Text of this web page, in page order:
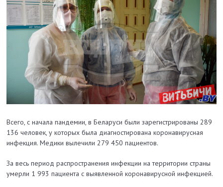
Всего, с начала пандемии, в Беларуси были зарегистрированы 289
136 человек, у которых была диагностирована коронавирусная
инфекция. Медики вылечили 279 450 пациентов.
За весь период распространения инфекции на территории страны
умерли 1 993 пациента с выявленной коронавирусной инфекцией.